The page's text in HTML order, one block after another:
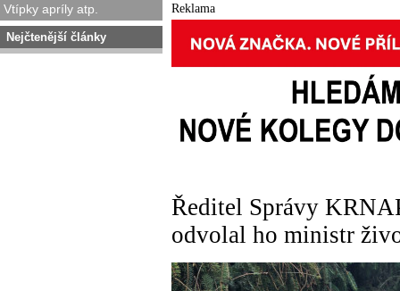
Vtípky apríly atp.
Nejčtenější články
Reklama
Ředitel Správy
odvolal ho ministr